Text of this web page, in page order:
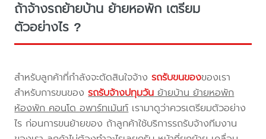
ถ้าจ้างรถย้ายบ้าน ย้ายหอพัก เตรียม
ตัวอย่างไร ?
สำหรับลูกค้าที่กำลังจะตัดสินใจจ้างรถรับขนของของเรา
สำหรับการขนของรถรับจ้างปทุมวันย้ายบ้าน ย้ายหอพัก
ห้องพัก คอนโด อพาร์ทเม้นท์เรามาดูว่าควรเตรียมตัวอย่าง
ไร ก่อนการขนย้ายของ ถ้าลูกค้าใช้บริการรถรับจ้างทีมงาน